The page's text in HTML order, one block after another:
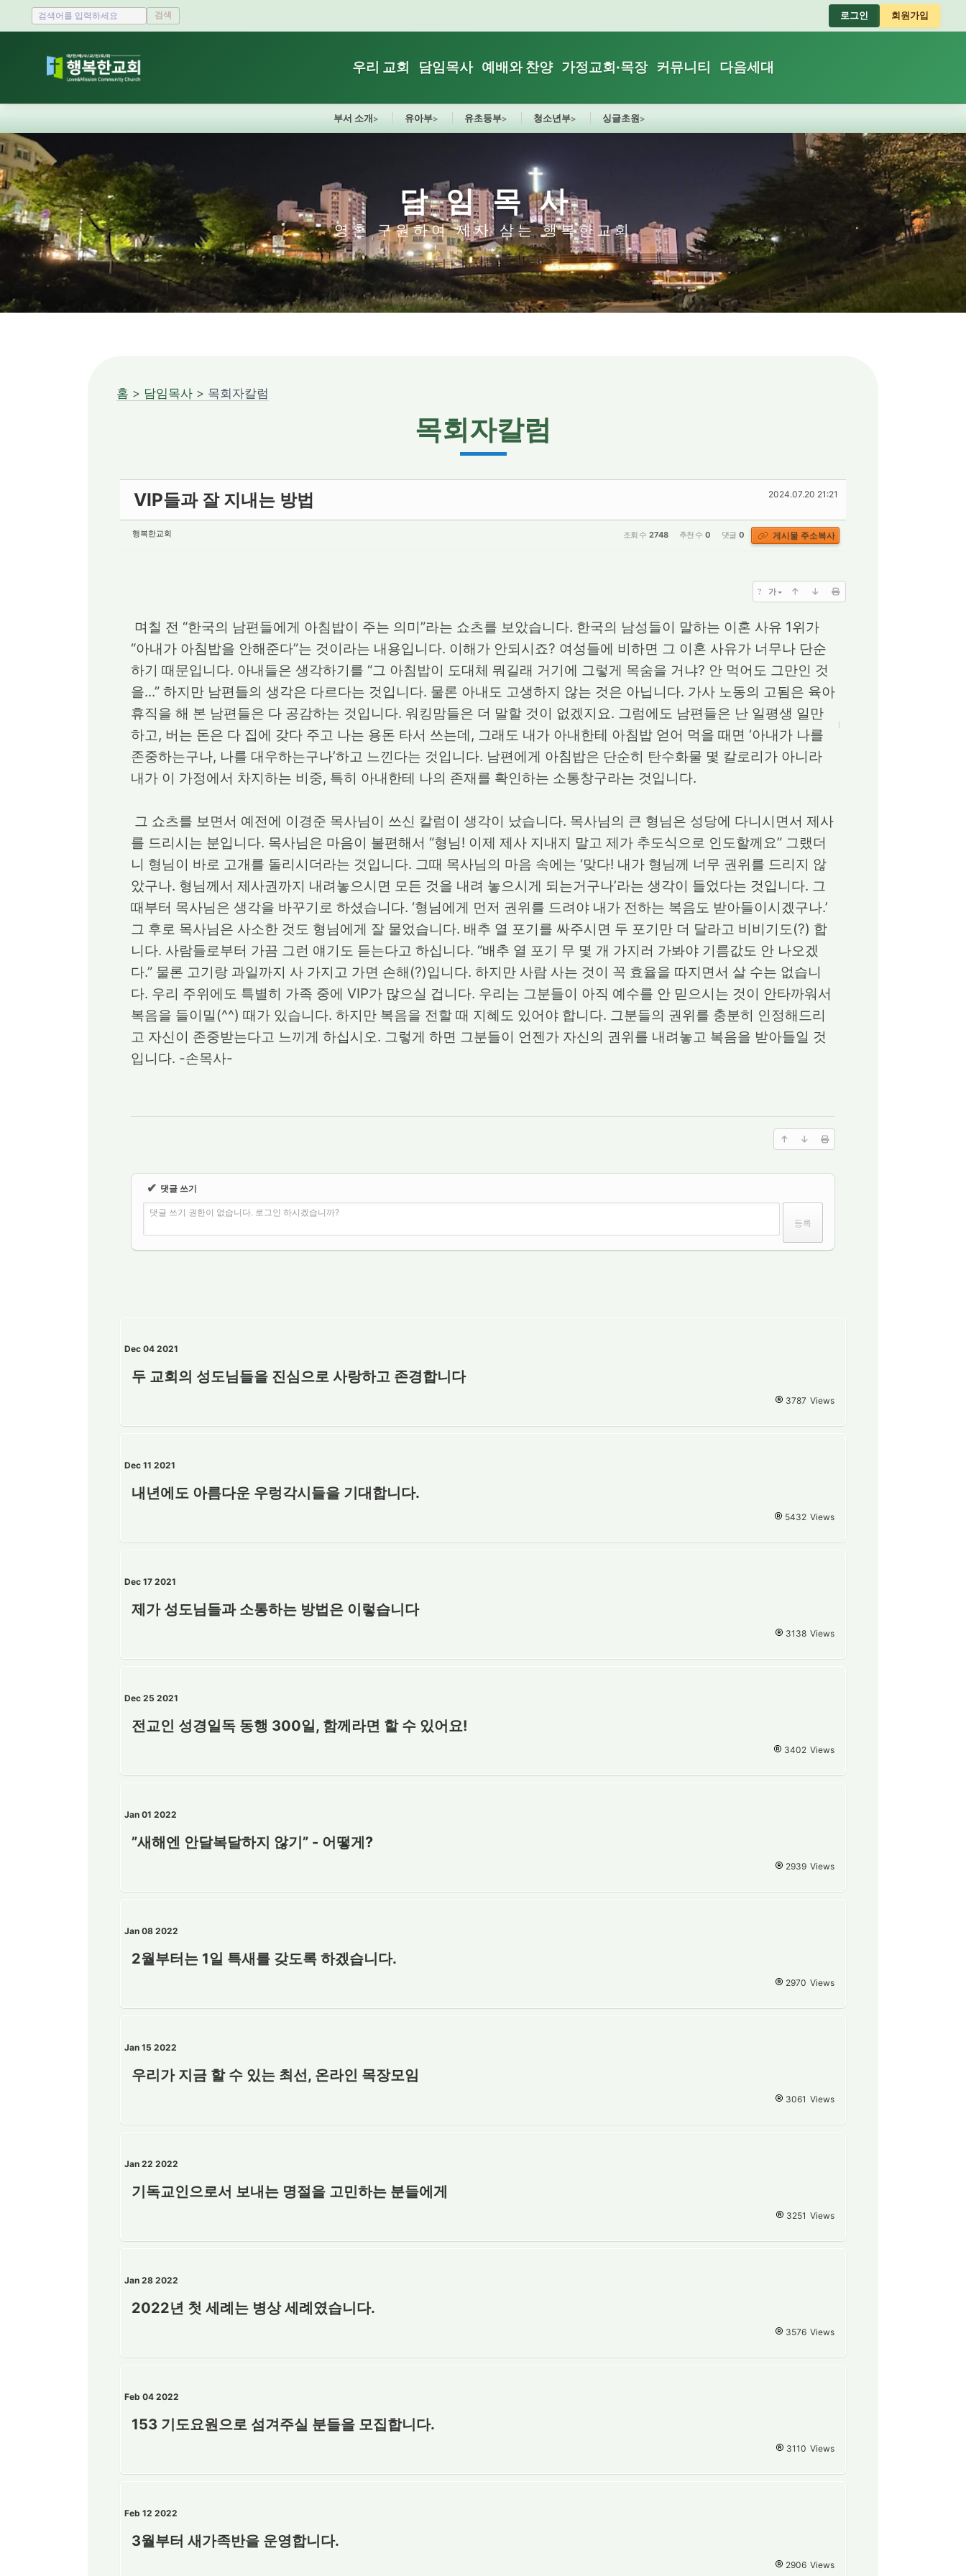
검색 로그인 회원가입
우리 교회 담임목사 예배와 찬양 가정교회·목장 커뮤니티 다음세대
부서 소개 유아부 유초등부 청소년부 싱글초원
담임목사
영혼 구원하여 제자 삼는 행복한교회
홈 > 담임목사 > 목회자칼럼
목회자칼럼
2024.07.20 21:21
VIP들과 잘 지내는 방법
행복한교회 조회 수 2748 추천 수 0 댓글 0 게시물 주소복사
? 가
며칠 전 “한국의 남편들에게 아침밥이 주는 의미”라는 쇼츠를 보았습니다. 한국의 남성들이 말하는 이혼 사유 1위가
“아내가 아침밥을 안해준다”는 것이라는 내용입니다. 이해가 안되시죠? 여성들에 비하면 그 이혼 사유가 너무나 단순
하기 때문입니다. 아내들은 생각하기를 “그 아침밥이 도대체 뭐길래 거기에 그렇게 목숨을 거냐? 안 먹어도 그만인 것
을...” 하지만 남편들의 생각은 다르다는 것입니다. 물론 아내도 고생하지 않는 것은 아닙니다. 가사 노동의 고됨은 육아
휴직을 해 본 남편들은 다 공감하는 것입니다. 워킹맘들은 더 말할 것이 없겠지요. 그럼에도 남편들은 난 일평생 일만
하고, 버는 돈은 다 집에 갖다 주고 나는 용돈 타서 쓰는데, 그래도 내가 아내한테 아침밥 얻어 먹을 때면 ‘아내가 나를
존중하는구나, 나를 대우하는구나’하고 느낀다는 것입니다. 남편에게 아침밥은 단순히 탄수화물 몇 칼로리가 아니라
내가 이 가정에서 차지하는 비중, 특히 아내한테 나의 존재를 확인하는 소통창구라는 것입니다.
그 쇼츠를 보면서 예전에 이경준 목사님이 쓰신 칼럼이 생각이 났습니다. 목사님의 큰 형님은 성당에 다니시면서 제사
를 드리시는 분입니다. 목사님은 마음이 불편해서 “형님! 이제 제사 지내지 말고 제가 추도식으로 인도할께요” 그랬더
니 형님이 바로 고개를 돌리시더라는 것입니다. 그때 목사님의 마음 속에는 ‘맞다! 내가 형님께 너무 권위를 드리지 않
았구나. 형님께서 제사권까지 내려놓으시면 모든 것을 내려 놓으시게 되는거구나’라는 생각이 들었다는 것입니다. 그
때부터 목사님은 생각을 바꾸기로 하셨습니다. ‘형님에게 먼저 권위를 드려야 내가 전하는 복음도 받아들이시겠구나.’
그 후로 목사님은 사소한 것도 형님에게 잘 물었습니다. 배추 열 포기를 싸주시면 두 포기만 더 달라고 비비기도(?) 합
니다. 사람들로부터 가끔 그런 얘기도 듣는다고 하십니다. “배추 열 포기 무 몇 개 가지러 가봐야 기름값도 안 나오겠
다.” 물론 고기랑 과일까지 사 가지고 가면 손해(?)입니다. 하지만 사람 사는 것이 꼭 효율을 따지면서 살 수는 없습니
다. 우리 주위에도 특별히 가족 중에 VIP가 많으실 겁니다. 우리는 그분들이 아직 예수를 안 믿으시는 것이 안타까워서
복음을 들이밀(^^) 때가 있습니다. 하지만 복음을 전할 때 지혜도 있어야 합니다. 그분들의 권위를 충분히 인정해드리
고 자신이 존중받는다고 느끼게 하십시오. 그렇게 하면 그분들이 언젠가 자신의 권위를 내려놓고 복음을 받아들일 것
입니다. -손목사-
✔ 댓글 쓰기
댓글 쓰기 권한이 없습니다. 로그인 하시겠습니까?
Dec 04 2021
두 교회의 성도님들을 진심으로 사랑하고 존경합니다
3787 Views
Dec 11 2021
내년에도 아름다운 우렁각시들을 기대합니다.
5432 Views
Dec 17 2021
제가 성도님들과 소통하는 방법은 이렇습니다
3138 Views
Dec 25 2021
전교인 성경일독 동행 300일, 함께라면 할 수 있어요!
3402 Views
Jan 01 2022
”새해엔 안달복달하지 않기” - 어떻게?
2939 Views
Jan 08 2022
2월부터는 1일 특새를 갖도록 하겠습니다.
2970 Views
Jan 15 2022
우리가 지금 할 수 있는 최선, 온라인 목장모임
3061 Views
Jan 22 2022
기독교인으로서 보내는 명절을 고민하는 분들에게
3251 Views
Jan 28 2022
2022년 첫 세례는 병상 세례였습니다.
3576 Views
Feb 04 2022
153 기도요원으로 섬겨주실 분들을 모집합니다.
3110 Views
Feb 12 2022
3월부터 새가족반을 운영합니다.
2906 Views
Sketchbook5, 스케치북5
Sketchbook5, 스케치북5
Sketchbook5, 스케치북5
Sketchbook5, 스케치북5